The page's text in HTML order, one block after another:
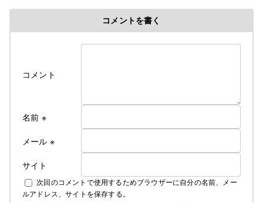
コメントを書く
コメント
名前 ※
メール ※
サイト
次回のコメントで使用するためブラウザーに自分の名前、メー
ルアドレス、サイトを保存する。